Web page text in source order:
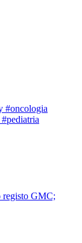
#oncologia
registo GMC;